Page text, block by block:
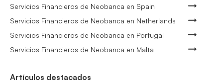
Servicios Financieros de Neobanca en Spain
Servicios Financieros de Neobanca en Netherlands
Servicios Financieros de Neobanca en Portugal
Servicios Financieros de Neobanca en Malta
Artículos destacados